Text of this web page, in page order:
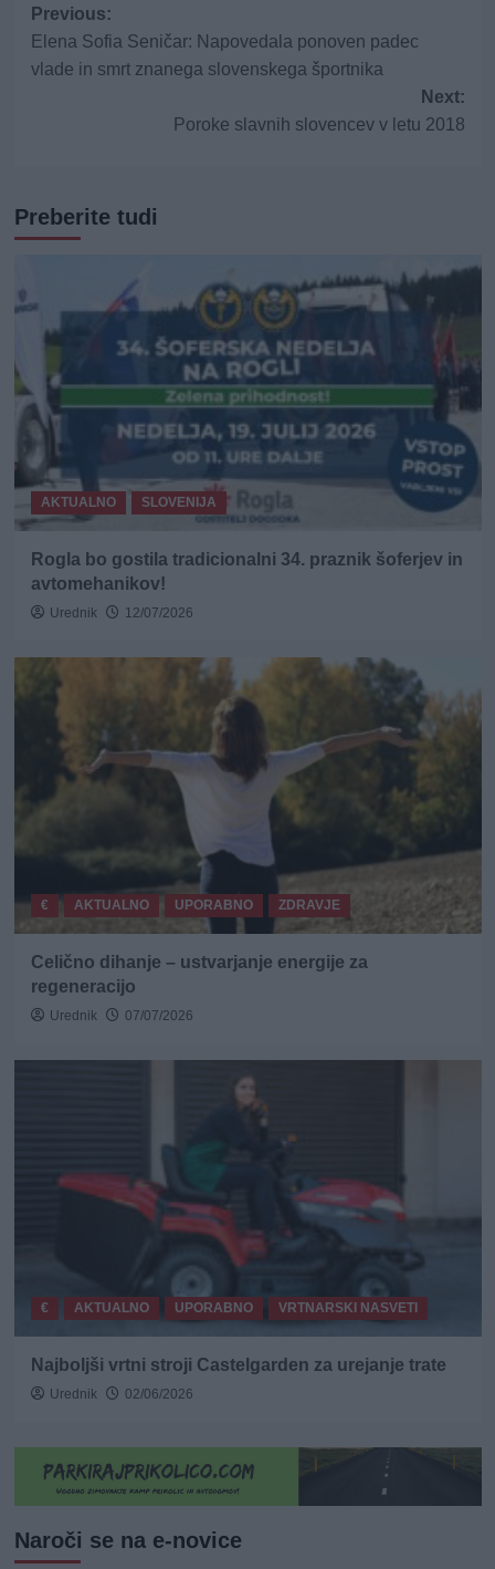
Post
navigation
Previous:
Elena Sofia Seničar: Napovedala ponoven padec
vlade in smrt znanega slovenskega športnika
Next:
Poroke slavnih slovencev v letu 2018
Preberite tudi
AKTUALNO SLOVENIJA
Rogla bo gostila tradicionalni 34. praznik šoferjev in
avtomehanikov!
Urednik 12/07/2026
€ AKTUALNO UPORABNO ZDRAVJE
Celično dihanje – ustvarjanje energije za
regeneracijo
Urednik 07/07/2026
€ AKTUALNO UPORABNO VRTNARSKI NASVETI
Najboljši vrtni stroji Castelgarden za urejanje trate
Urednik 02/06/2026
Naroči se na e-novice